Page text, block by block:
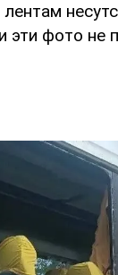
эти фото не